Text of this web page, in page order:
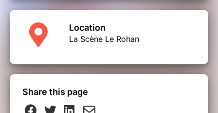
Location
La Scène Le Rohan
Share this page